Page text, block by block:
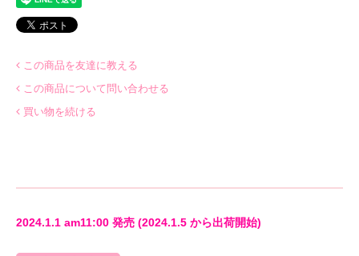
この商品を友達に教える
この商品について問い合わせる
買い物を続ける
2024.1.1 am11:00 発売 (2024.1.5 から出荷開始)